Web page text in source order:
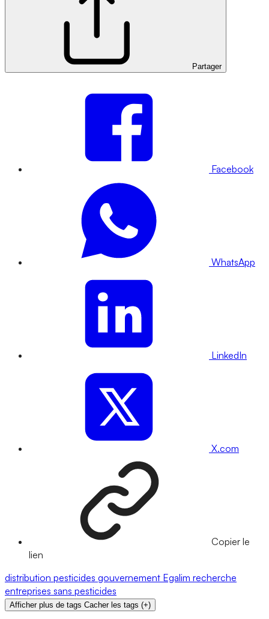
Partager
Facebook
WhatsApp
LinkedIn
X.com
Copier le
lien
distribution pesticides gouvernement Egalim recherche
entreprises sans pesticides
Afficher plus de tags Cacher les tags (+)